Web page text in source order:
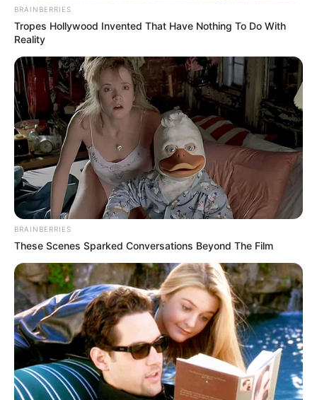
BRAINBERRIES
Tropes Hollywood Invented That Have Nothing To Do With
Reality
BRAINBERRIES
These Scenes Sparked Conversations Beyond The Film